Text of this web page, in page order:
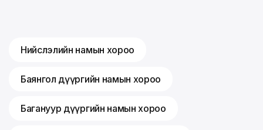
Нийслэлийн намын хороо
Баянгол дүүргийн намын хороо
Багануур дүүргийн намын хороо